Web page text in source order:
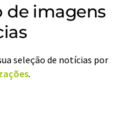
de imagens
seleção de notícias por
.